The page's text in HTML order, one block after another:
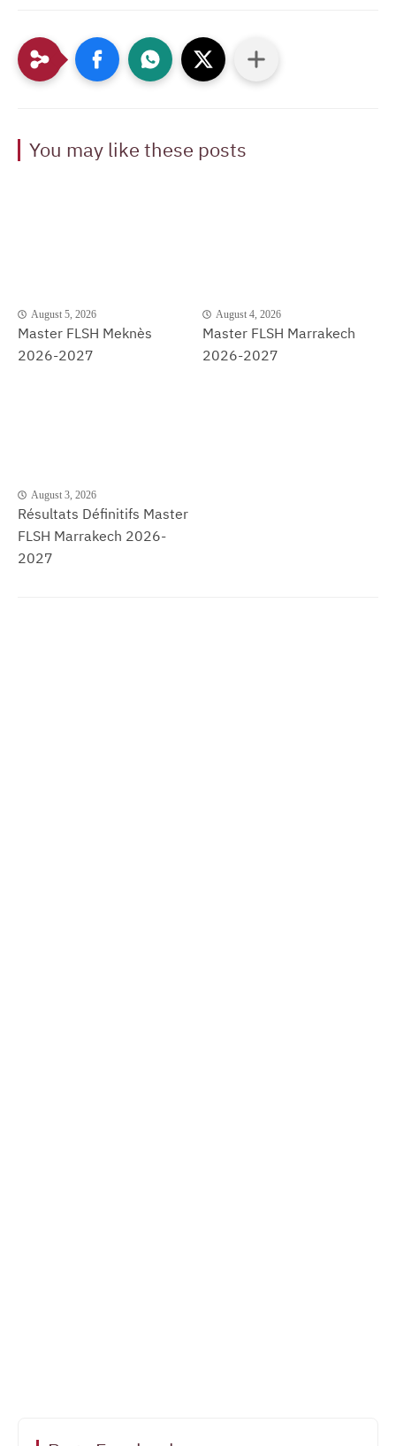
You may like these posts
August 5, 2026
Master FLSH Meknès
2026-2027
August 4, 2026
Master FLSH Marrakech
2026-2027
August 3, 2026
Résultats Définitifs Master
FLSH Marrakech 2026-
2027